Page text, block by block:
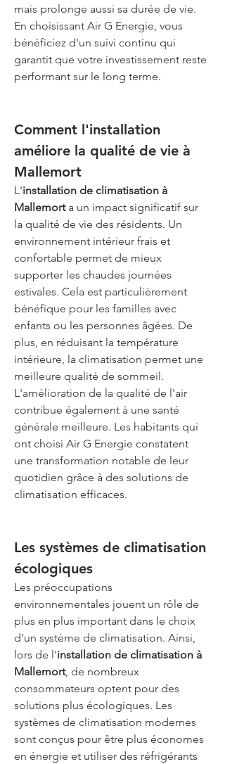
mais prolonge aussi sa durée de vie.
En choisissant Air G Energie, vous
bénéficiez d'un suivi continu qui
garantit que votre investissement reste
performant sur le long terme.
Comment l'installation
améliore la qualité de vie à
Mallemort
L'installation de climatisation à
Mallemort a un impact significatif sur
la qualité de vie des résidents. Un
environnement intérieur frais et
confortable permet de mieux
supporter les chaudes journées
estivales. Cela est particulièrement
bénéfique pour les familles avec
enfants ou les personnes âgées. De
plus, en réduisant la température
intérieure, la climatisation permet une
meilleure qualité de sommeil.
L'amélioration de la qualité de l'air
contribue également à une santé
générale meilleure. Les habitants qui
ont choisi Air G Energie constatent
une transformation notable de leur
quotidien grâce à des solutions de
climatisation efficaces.
Les systèmes de climatisation
écologiques
Les préoccupations
environnementales jouent un rôle de
plus en plus important dans le choix
d'un système de climatisation. Ainsi,
lors de l'installation de climatisation à
Mallemort, de nombreux
consommateurs optent pour des
solutions plus écologiques. Les
systèmes de climatisation modernes
sont conçus pour être plus économes
en énergie et utiliser des réfrigérants